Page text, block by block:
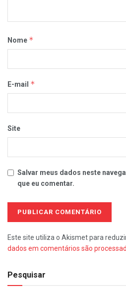
Nome *
E-mail *
Site
Salvar meus dados neste
que eu comentar.
Este site utiliza o Akismet para
dados em comentários são
Pesquisar